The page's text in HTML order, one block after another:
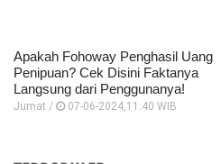
Apakah Fohoway Penghasil Uang
Penipuan? Cek Disini Faktanya
Langsung dari Penggunanya!
Jumat / 07-06-2024,11:40 WIB